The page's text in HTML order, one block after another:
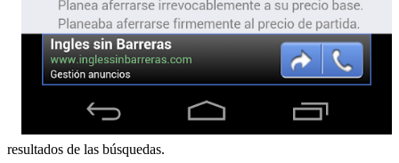
resultados de las búsquedas.